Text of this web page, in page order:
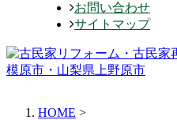
お問い合わせ
サイトマップ
HOME >